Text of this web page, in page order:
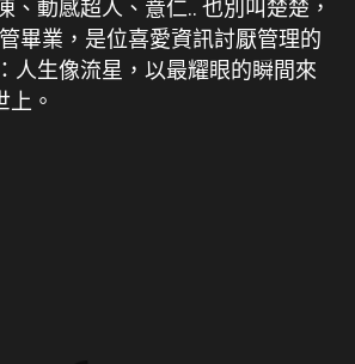
、動感超人、薏仁.. 也別叫楚楚，
畢業，是位喜愛資訊討厭管理的
人生像流星，以最耀眼的瞬間來
上。